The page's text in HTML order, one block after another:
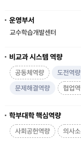
운영부서
교수학습개발센터
비교과 시스템 역량
공동체역량 도전역량
문제해결역량
협업
학부대학 핵심역량
사회공헌역량 의사